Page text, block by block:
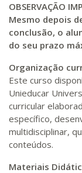
OBSERVAÇÃO
Mesmo depois
conclusão, o
do seu prazo
Organização
Este curso
Unieducar
curricular
específico,
multidisciplinar,
conteúdos.
Materiais